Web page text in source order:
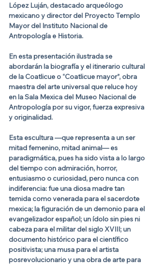
López Luján, destacado arqueólogo
mexicano y director del Proyecto Templo
Mayor del Instituto Nacional de
Antropología e Historia.
En esta presentación ilustrada se
abordarán la biografía y el itinerario cultural
de la Coatlicue o “Coatlicue mayor”, obra
maestra del arte universal que reluce hoy
en la Sala Mexica del Museo Nacional de
Antropología por su vigor, fuerza expresiva
y originalidad.
Esta escultura —que representa a un ser
mitad femenino, mitad animal— es
paradigmática, pues ha sido vista a lo largo
del tiempo con admiración, horror,
entusiasmo o curiosidad, pero nunca con
indiferencia: fue una diosa madre tan
temida como venerada para el sacerdote
mexica; la figuración de un demonio para el
evangelizador español; un ídolo sin pies ni
cabeza para el militar del siglo XVIII; un
documento histórico para el científico
positivista; una musa para el artista
posrevolucionario y una obra de arte para